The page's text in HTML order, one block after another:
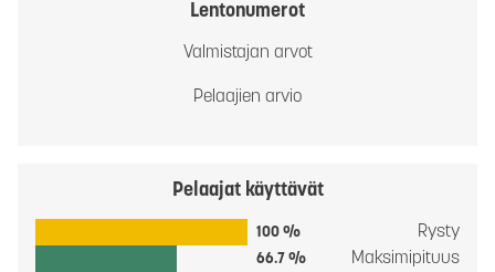
Lentonumerot
Valmistajan arvot
Pelaajien arvio
Pelaajat käyttävät
100 % Rysty
66.7 % Maksimipituus